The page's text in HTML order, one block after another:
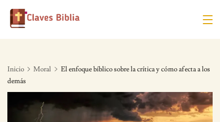
Skip
Inicio Moral
El enfoque bíblico sobre la crítica y cómo afecta a los
demás